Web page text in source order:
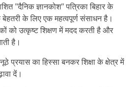
"दैनिक ज्ञानकोश" पत्रिका बिहार के
बेहतरी के लिए एक महत्वपूर्ण संसाधन है।
को उत्कृष्ट शिक्षण में मदद करती है और
है।
का हिस्सा बनकर शिक्षा के क्षेत्र में
दें।